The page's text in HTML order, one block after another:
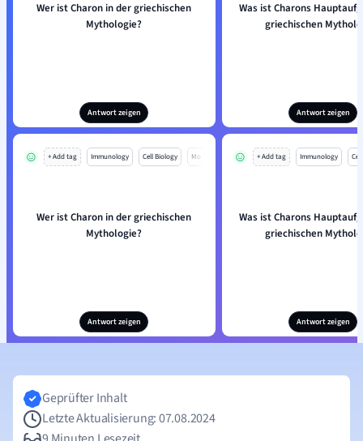
Wer ist Charon in der griechischen
Mythologie?
Antwort zeigen
Was ist Charons
griechischen
Antwort zeigen
+ Add tag Immunology Cell Biology Mo
Wer ist Charon in der griechischen
Mythologie?
Antwort zeigen
+ Add tag Immunology
Was ist Charons
griechischen
Antwort zeigen
Geprüfter Inhalt
Letzte Aktualisierung: 07.08.2024